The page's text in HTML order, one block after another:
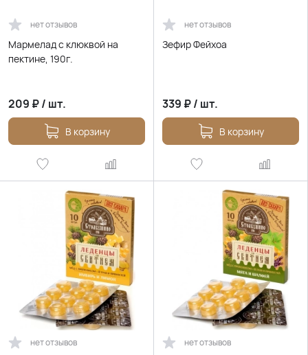
нет отзывов
Мармелад с клюквой на
пектине, 190г.
209 ₽/ шт.
В корзину
нет отзывов
Зефир Фейхоа
339 ₽/ шт.
В корзину
нет отзывов нет отзывов